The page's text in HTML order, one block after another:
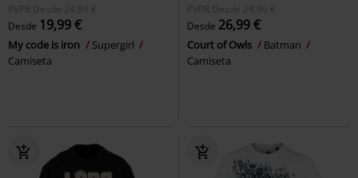
PVPR Desde 24,99 €
Desde 19,99 €
My code is iron
Supergirl
Camiseta
PVPR Desde 29,99 €
Desde 26,99 €
Court of Owls
Batman
Camiseta